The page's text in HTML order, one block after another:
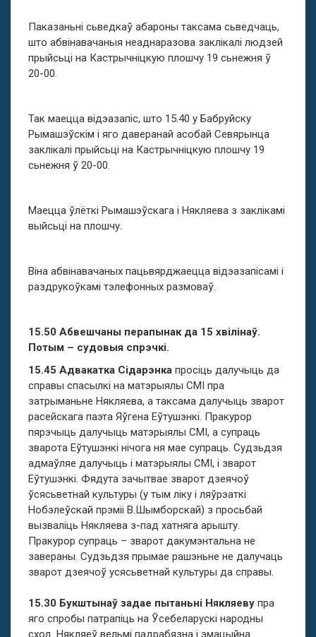
Паказаньні сьведкаў абароны таксама сьведчаць,
што абвінавачаныя неаднаразова заклікалі людзей
прыйсьці на Кастрычніцкую плошчу 19 сьнежня ў
20-00.
Так маецца відэазапіс, што 15.40 у Бабруйску
Рымашэўскім і яго даверанай асобай Севярынца
заклікалі прыйсьці на Кастрычніцкую плошчу 19
сьнежня ў 20-00.
Маецца ўлёткі Рымашэўскага і Някляева з заклікамі
выйсьці на плошчу.
Віна абвінавачаных пацьвярджаецца відэазапісамі і
раздрукоўкамі тэлефонных размоваў.
15.50 Абвешчаны перапынак да 15 хвілінаў.
Потым – судовыя спрэчкі.
15.45 Адвакатка Сідарэнка просіць далучыць да
справы спасылкі на матэрыялы СМІ пра
затрыманьне Някляева, а таксама далучыць зварот
расейскага паэта Яўгена Еўтушэнкі. Пракурор
пярэчыць далучыць матэрыялы СМІ, а супраць
зварота Еўтушэнкі нічога ня мае супраць. Судзьдзя
адмаўляе далучыць і матэрыялы СМІ, і зварот
Еўтушэнкі. Фядута зачытвае зварот дзеячоў
ўсясьветнай культуры (у тым ліку і ляўрэаткі
Нобэлеўскай прэміі В.Шымборскай) з просьбай
вызваліць Някляева з-пад хатняга арышту.
Пракурор супраць – зварот дакумэнтальна не
завераны. Судзьдзя прымае рашэньне не далучаць
зварот дзеячоў усясьветнай культуры да справы.
15.30 Букштынаў задае пытаньні Някляеву пра
яго спробы патрапіць на Ўсебеларускі народны
сход. Някляеў вельмі падрабязна і эмацыйна